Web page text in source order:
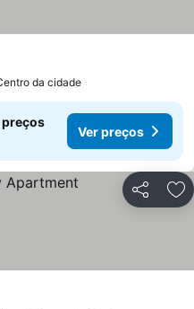
da cidade
preços
Ver preços
Partilhar